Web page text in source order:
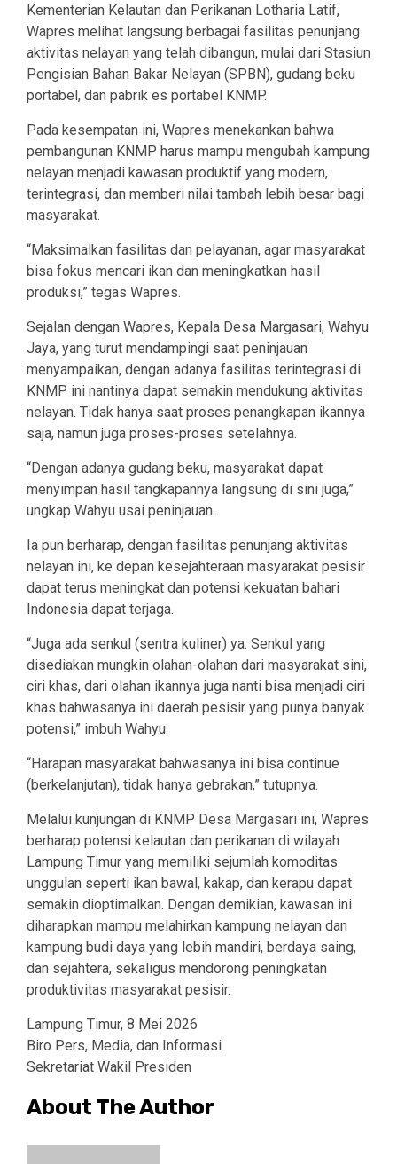
Kementerian Kelautan dan Perikanan Lotharia Latif,
Wapres melihat langsung berbagai fasilitas penunjang
aktivitas nelayan yang telah dibangun, mulai dari Stasiun
Pengisian Bahan Bakar Nelayan (SPBN), gudang beku
portabel, dan pabrik es portabel KNMP.
Pada kesempatan ini, Wapres menekankan bahwa
pembangunan KNMP harus mampu mengubah kampung
nelayan menjadi kawasan produktif yang modern,
terintegrasi, dan memberi nilai tambah lebih besar bagi
masyarakat.
“Maksimalkan fasilitas dan pelayanan, agar masyarakat
bisa fokus mencari ikan dan meningkatkan hasil
produksi,” tegas Wapres.
Sejalan dengan Wapres, Kepala Desa Margasari, Wahyu
Jaya, yang turut mendampingi saat peninjauan
menyampaikan, dengan adanya fasilitas terintegrasi di
KNMP ini nantinya dapat semakin mendukung aktivitas
nelayan. Tidak hanya saat proses penangkapan ikannya
saja, namun juga proses-proses setelahnya.
“Dengan adanya gudang beku, masyarakat dapat
menyimpan hasil tangkapannya langsung di sini juga,”
ungkap Wahyu usai peninjauan.
Ia pun berharap, dengan fasilitas penunjang aktivitas
nelayan ini, ke depan kesejahteraan masyarakat pesisir
dapat terus meningkat dan potensi kekuatan bahari
Indonesia dapat terjaga.
“Juga ada senkul (sentra kuliner) ya. Senkul yang
disediakan mungkin olahan-olahan dari masyarakat sini,
ciri khas, dari olahan ikannya juga nanti bisa menjadi ciri
khas bahwasanya ini daerah pesisir yang punya banyak
potensi,” imbuh Wahyu.
“Harapan masyarakat bahwasanya ini bisa continue
(berkelanjutan), tidak hanya gebrakan,” tutupnya.
Melalui kunjungan di KNMP Desa Margasari ini, Wapres
berharap potensi kelautan dan perikanan di wilayah
Lampung Timur yang memiliki sejumlah komoditas
unggulan seperti ikan bawal, kakap, dan kerapu dapat
semakin dioptimalkan. Dengan demikian, kawasan ini
diharapkan mampu melahirkan kampung nelayan dan
kampung budi daya yang lebih mandiri, berdaya saing,
dan sejahtera, sekaligus mendorong peningkatan
produktivitas masyarakat pesisir.
Lampung Timur, 8 Mei 2026
Biro Pers, Media, dan Informasi
Sekretariat Wakil Presiden
About The Author